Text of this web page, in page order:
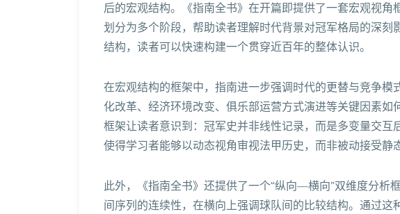
后的宏观结构。《指南全书》在开篇即提供了一套宏观视角
划分为多个阶段，帮助读者理解时代背景对冠军格局的深刻
结构，读者可以快速构建一个贯穿近百年的整体认识。
在宏观结构的框架中，指南进一步强调时代的更替与竞争模
化改革、经济环境改变、俱乐部运营方式演进等关键因素如
框架让读者意识到：冠军史并非线性记录，而是多变量交互
使得学习者能够以动态视角审视法甲历史，而非被动接受静
此外，《指南全书》还提供了一个“纵向—横向”双维度分析
间序列的连续性，在横向上强调球队间的比较结构。通过这